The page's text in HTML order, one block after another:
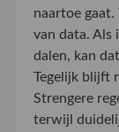
naartoe gaat.
van data. Als
dalen, kan
Tegelijk blijft
Strengere
terwijl